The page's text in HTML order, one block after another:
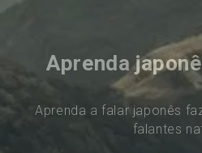
Aprenda
Aprenda a falar japonês
falantes